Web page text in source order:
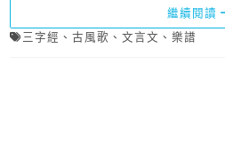
繼續閱讀
三字經 、 古風歌 、 文言文 、 樂譜